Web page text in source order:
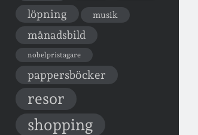
löpning musik
månadsbild
nobelpristagare
pappersböcker
resor
shopping